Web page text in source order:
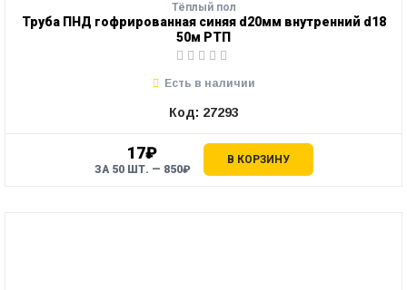
Тёплый пол
Труба ПНД гофрированная синяя d20мм внутренний d18
50м РТП
17₽
ЗА 50 ШТ. — 850₽
В КОРЗИНУ
Есть в наличии
Код: 27293